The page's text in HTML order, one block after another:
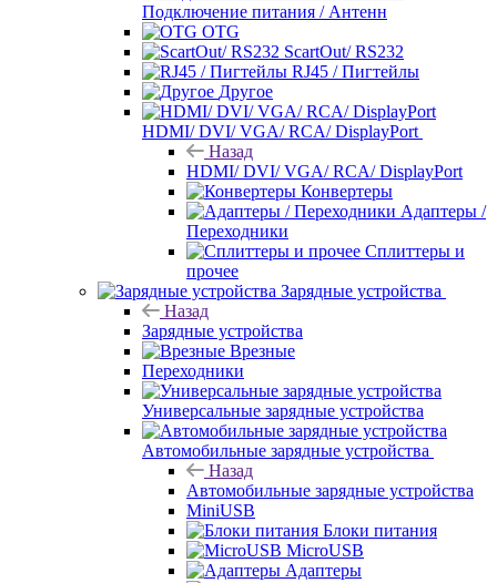
Подключение питания / Антенн
OTG
ScartOut/ RS232
RJ45 / Пигтейлы
Другое
HDMI/ DVI/ VGA/ RCA/ DisplayPort
Назад
HDMI/ DVI/ VGA/ RCA/ DisplayPort
Конвертеры
Адаптеры /
Переходники
Сплиттеры и
прочее
Зарядные устройства
Назад
Зарядные устройства
Врезные
Переходники
Универсальные зарядные устройства
Автомобильные зарядные устройства
Назад
Автомобильные зарядные устройства
MiniUSB
Блоки питания
MicroUSB
Адаптеры